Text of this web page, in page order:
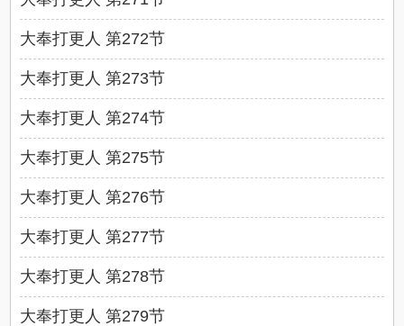
大奉打更人 第272节
大奉打更人 第273节
大奉打更人 第274节
大奉打更人 第275节
大奉打更人 第276节
大奉打更人 第277节
大奉打更人 第278节
大奉打更人 第279节